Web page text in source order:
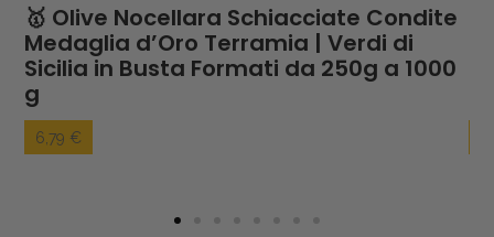
🥇 Olive Nocellara Schiacciate Condite
Medaglia d’Oro Terramia | Verdi di
Sicilia in Busta Formati da 250g a 1000
g
6,79 €